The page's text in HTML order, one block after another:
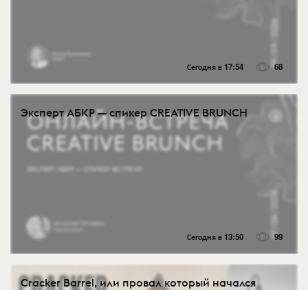
Сегодня в 17:54 68
Эксперт АБКР — спикер CREATIVE BRUNCH
Сегодня в 13:50 99
Cracker Barrel, или провал который начался